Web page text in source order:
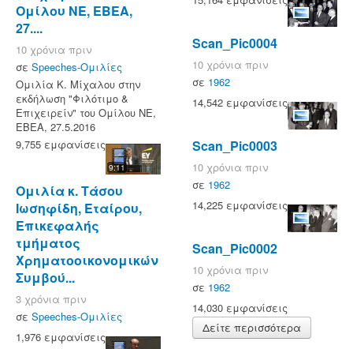
Ομίλου ΝΕ, ΕΒΕΑ,
27....
10 χρόνια πριν
σε Speeches-Ομιλίες
Ομιλία Κ. Μίχαλου στην
εκδήλωση "Φιλότιμο &
Επιχειρείν" του Ομίλου ΝΕ,
ΕΒΕΑ, 27.5.2016
9,755 εμφανίσεις
9:11
Ομιλία κ. Τάσου
Ιωσηφίδη, Εταίρου,
Επικεφαλής
τμήματος
Χρηματοοικονομικών
Συμβού...
3 χρόνια πριν
σε Speeches-Ομιλίες
1,976 εμφανίσεις
Scan_Pic0004
10 χρόνια πριν
σε 1962
14,542 εμφανίσεις
Scan_Pic0003
10 χρόνια πριν
σε 1962
14,225 εμφανίσεις
Scan_Pic0002
10 χρόνια πριν
σε 1962
14,030 εμφανίσεις
Δείτε περισσότερα